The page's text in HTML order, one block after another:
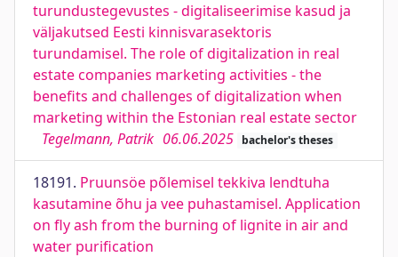
turundustegevustes - digitaliseerimise kasud ja
väljakutsed Eesti kinnisvarasektoris
turundamisel. The role of digitalization in real
estate companies marketing activities - the
benefits and challenges of digitalization when
marketing within the Estonian real estate sector
Tegelmann, Patrik 06.06.2025 bachelor's theses
18191. Pruunsöe põlemisel tekkiva lendtuha
kasutamine õhu ja vee puhastamisel. Application
on fly ash from the burning of lignite in air and
water purification